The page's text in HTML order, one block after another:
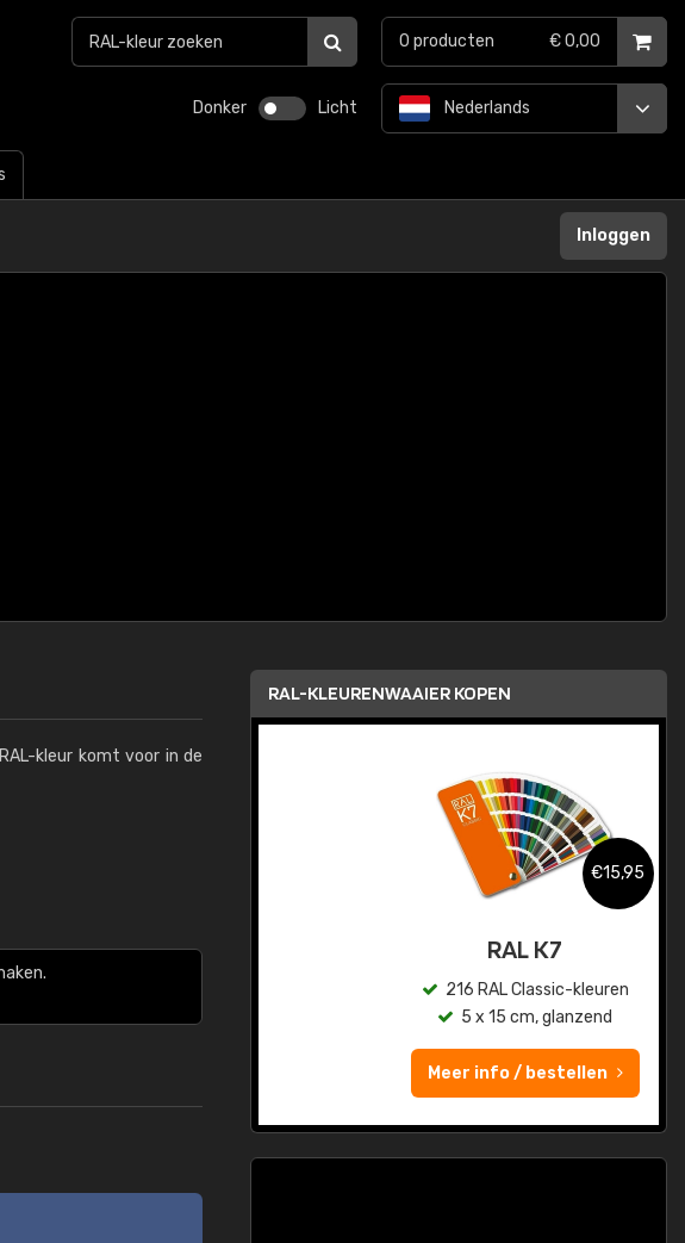
Donker Licht Nederlands
0 producten € 0,00
Inloggen
kleur komt voor in de
RAL-KLEURENWAAIER KOPEN
op waterbasis
€15,95
RAL K7
216 RAL Classic-kleuren
5 x 15 cm, glanzend
Meer info / bestellen